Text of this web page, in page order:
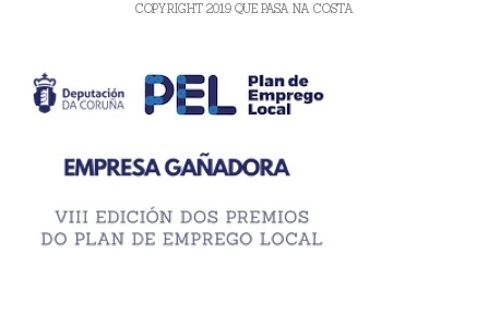
COPYRIGHT 2019 QUE PASA NA COSTA